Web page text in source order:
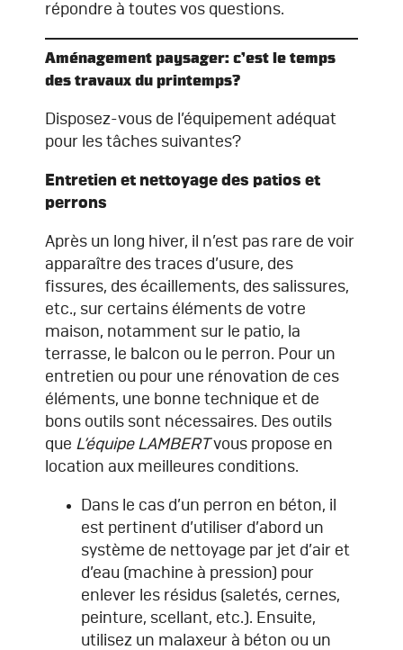
répondre à toutes vos questions.
Aménagement paysager: c’est le temps
des travaux du printemps?
Disposez-vous de l’équipement adéquat
pour les tâches suivantes?
Entretien et nettoyage des patios et
perrons
Après un long hiver, il n’est pas rare de voir
apparaître des traces d’usure, des
fissures, des écaillements, des salissures,
etc., sur certains éléments de votre
maison, notamment sur le patio, la
terrasse, le balcon ou le perron. Pour un
entretien ou pour une rénovation de ces
éléments, une bonne technique et de
bons outils sont nécessaires. Des outils
que L’équipe LAMBERTvous propose en
location aux meilleures conditions.
Dans le cas d’un perron en béton, il
est pertinent d’utiliser d’abord un
système de nettoyage par jet d’air et
d’eau (machine à pression) pour
enlever les résidus (saletés, cernes,
peinture, scellant, etc.). Ensuite,
utilisez un malaxeur à béton ou un